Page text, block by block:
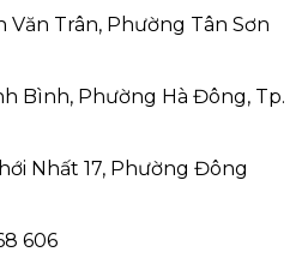
Văn Trân, Phường Tân Sơn
Bình, Phường Hà Đông, Tp.
Nhất 17, Phường Đông
606